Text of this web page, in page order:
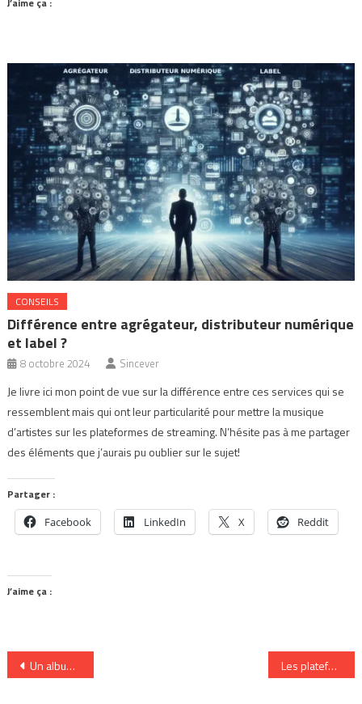
J’aime ça :
CONSEILS
Différence entre agrégateur, distributeur numérique
et label ?
8 octobre 2024 Sincever
Je livre ici mon point de vue sur la différence entre ces services qui se
ressemblent mais qui ont leur particularité pour mettre la musique
d’artistes sur les plateformes de streaming. N’hésite pas à me partager
des éléments que j’aurais pu oublier sur le sujet!
Partager :
Facebook LinkedIn X Reddit
J’aime ça :
Navigation
Un album et un court-métrage pour Knafo Les plateformes musicales du moment au Canada